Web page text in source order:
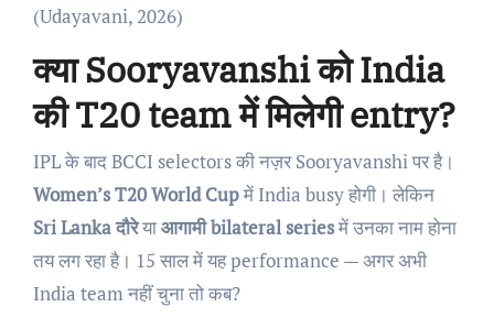
(Udayavani, 2026)
क्या Sooryavanshi को India
की T20 team में मिलेगी entry?
IPL के बाद BCCI selectors की नज़र Sooryavanshi पर है।
Women’s T20 World Cupमें India busy होगी। लेकिन
Sri Lanka दौरेयाआगामी bilateral seriesमें उनका नाम होना
तय लग रहा है। 15 साल में यह performance — अगर अभी
India team नहीं चुना तो कब?